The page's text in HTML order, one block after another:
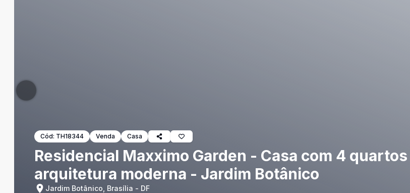
Cód: TH18344 Venda Casa
Residencial Maxximo Garden - Casa com 4
arquitetura moderna - Jardim Botânico
Jardim Botânico, Brasília - DF